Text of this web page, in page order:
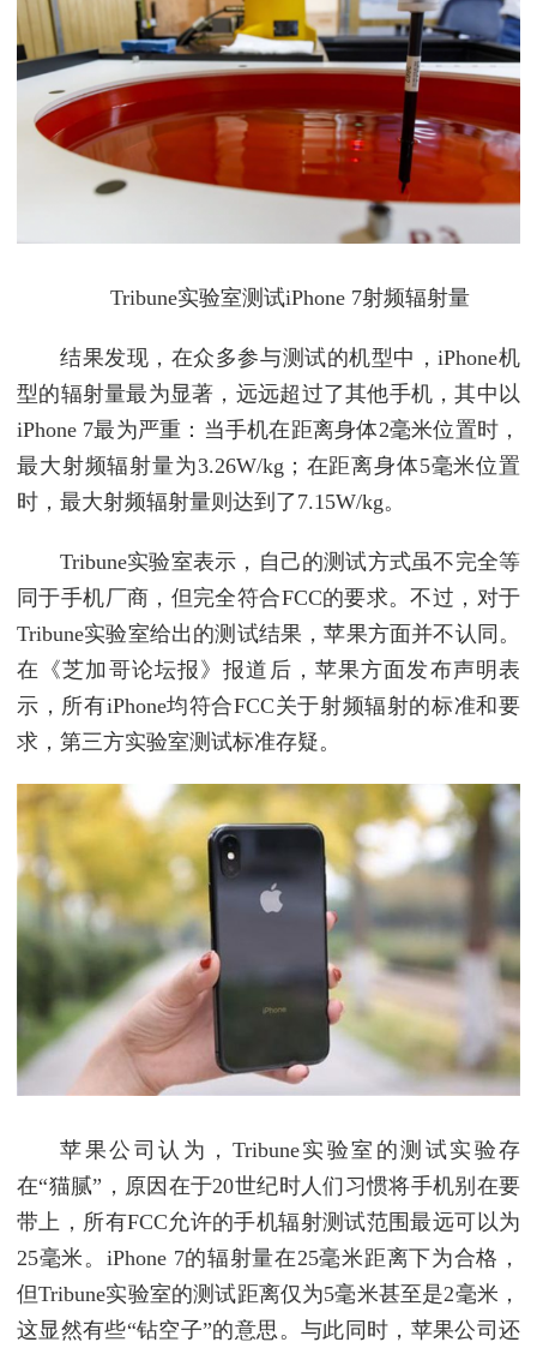
Tribune实验室测试iPhone 7射频辐射量
结果发现，在众多参与测试的机型中，iPhone机
型的辐射量最为显著，远远超过了其他手机，其中以
iPhone 7最为严重：当手机在距离身体2毫米位置时，
最大射频辐射量为3.26W/kg；在距离身体5毫米位置
时，最大射频辐射量则达到了7.15W/kg。
Tribune实验室表示，自己的测试方式虽不完全等
同于手机厂商，但完全符合FCC的要求。不过，对于
Tribune实验室给出的测试结果，苹果方面并不认同。
在《芝加哥论坛报》报道后，苹果方面发布声明表
示，所有iPhone均符合FCC关于射频辐射的标准和要
求，第三方实验室测试标准存疑。
苹果公司认为，Tribune实验室的测试实验存
在“猫腻”，原因在于20世纪时人们习惯将手机别在要
带上，所有FCC允许的手机辐射测试范围最远可以为
25毫米。iPhone 7的辐射量在25毫米距离下为合格，
但Tribune实验室的测试距离仅为5毫米甚至是2毫米，
这显然有些“钻空子”的意思。与此同时，苹果公司还